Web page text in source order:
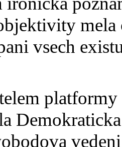
mela
vsech
platformy